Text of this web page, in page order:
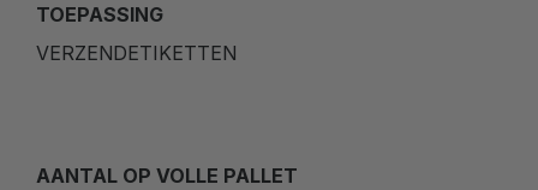
TOEPASSING
VERZENDETIKETTEN
AANTAL OP VOLLE PALLET